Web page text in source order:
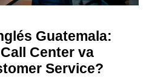
Guatemala:
Center va
Service?